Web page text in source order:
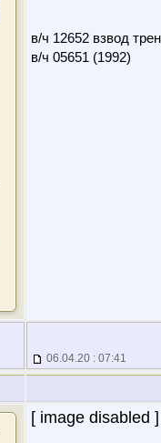
в/ч 12652 взвод
в/ч 05651 (1992)
06.04.20 : 07:41
[ image disabled ]